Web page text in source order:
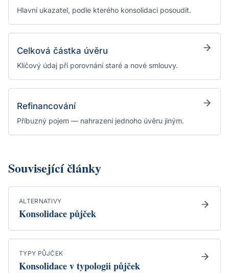
Hlavní ukazatel, podle kterého konsolidaci posoudit.
Celková částka úvěru
Klíčový údaj při porovnání staré a nové smlouvy.
Refinancování
Příbuzný pojem — nahrazení jednoho úvěru jiným.
Související články
ALTERNATIVY
Konsolidace půjček
TYPY PŮJČEK
Konsolidace v typologii půjček